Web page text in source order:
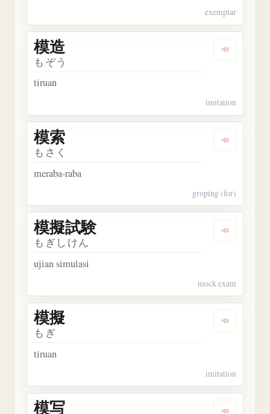
exemplar
模造
もぞう
tiruan
imitation
Dengarkan
模索
もさく
meraba-raba
groping (for)
模擬試験
もぎしけん
ujian simulasi
mock exam
Dengarkan
模擬
もぎ
tiruan
imitation
模写